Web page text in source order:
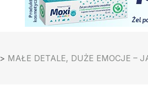
> MAŁE DETALE, DUŻE EMOCJE –